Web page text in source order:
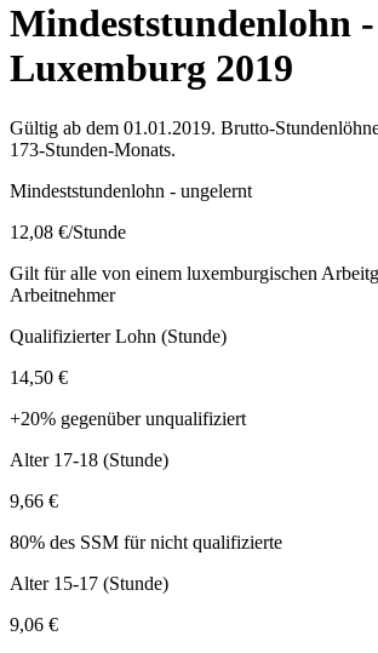
Mindeststundenlohn -
Luxemburg 2019
Gültig ab dem 01.01.2019. Brutto-
173-Stunden-Monats.
Mindeststundenlohn - ungelernt
12,08 €/Stunde
Gilt für alle von einem luxemburgischen
Arbeitnehmer
Qualifizierter Lohn (Stunde)
14,50 €
+20% gegenüber unqualifiziert
Alter 17-18 (Stunde)
9,66 €
80% des SSM für nicht qualifizierte
Alter 15-17 (Stunde)
9,06 €